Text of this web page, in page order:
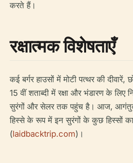
करते हैं।
रक्षात्मक विशेषताएँ
कई बर्गर हाउसों में मोटी पत्थर की
15 वीं शताब्दी में रक्षा और भंडारण के लिए
सुरंगों और सेलर तक पहुंच है। आज, आगंतुक
हिस्से के रूप में इन सुरंगों के कुछ हिस्सों
(laidbacktrip.com)।